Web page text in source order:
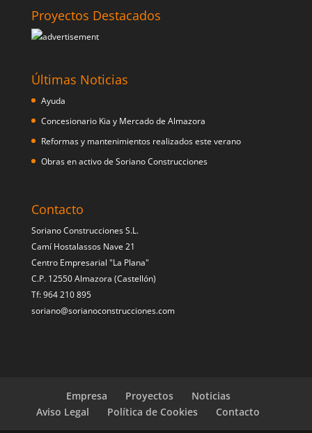
Proyectos Destacados
Últimas Noticias
Ayuda
Concesionario Kia y Mercado de Almazora
Reformas y mantenimientos realizados este verano
Obras en activo de Soriano Construcciones
Contacto
Soriano Construcciones S.L.
Camí Hostalassos Nave 21
Centro Empresarial "La Plana"
C.P. 12550 Almazora (Castellón)
Tf: 964 210 895
soriano@sorianoconstrucciones.com
Empresa Proyectos
Noticias
Aviso Legal
Política de Cookies Contacto